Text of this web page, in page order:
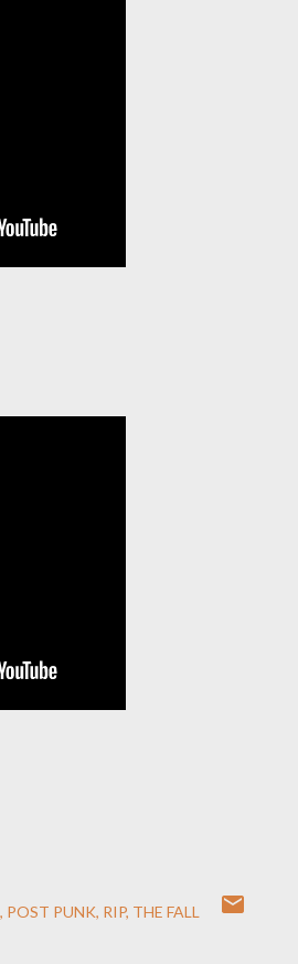
POST PUNK RIP THE FALL